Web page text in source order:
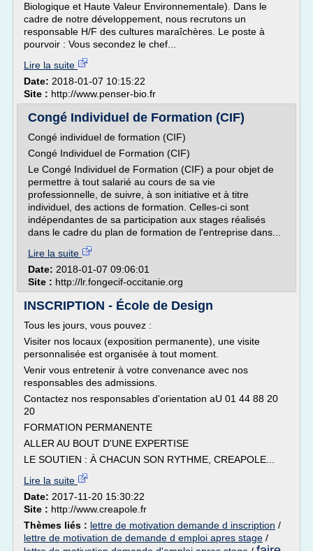
Biologique et Haute Valeur Environnementale). Dans le
cadre de notre développement, nous recrutons un
responsable H/F des cultures maraîchères. Le poste à
pourvoir : Vous secondez le chef...
Lire la suite
Date: 2018-01-07 10:15:22
Site : http://www.penser-bio.fr
Congé Individuel de Formation (CIF)
Congé individuel de formation (CIF)
Congé Individuel de Formation (CIF)
Le Congé Individuel de Formation (CIF) a pour objet de
permettre à tout salarié au cours de sa vie
professionnelle, de suivre, à son initiative et à titre
individuel, des actions de formation. Celles-ci sont
indépendantes de sa participation aux stages réalisés
dans le cadre du plan de formation de l'entreprise dans...
Lire la suite
Date: 2018-01-07 09:06:01
Site : http://lr.fongecif-occitanie.org
INSCRIPTION - École de Design
Tous les jours, vous pouvez :
Visiter nos locaux (exposition permanente), une visite
personnalisée est organisée à tout moment.
Venir vous entretenir à votre convenance avec nos
responsables des admissions.
Contactez nos responsables d'orientation aU 01 44 88 20
20
FORMATION PERMANENTE
ALLER AU BOUT D'UNE EXPERTISE
LE SOUTIEN : À CHACUN SON RYTHME, CREAPOLE...
Lire la suite
Date: 2017-11-20 15:30:22
Site : http://www.creapole.fr
Thèmes liés : lettre de motivation demande d inscription /
lettre de motivation de demande d emploi apres stage /